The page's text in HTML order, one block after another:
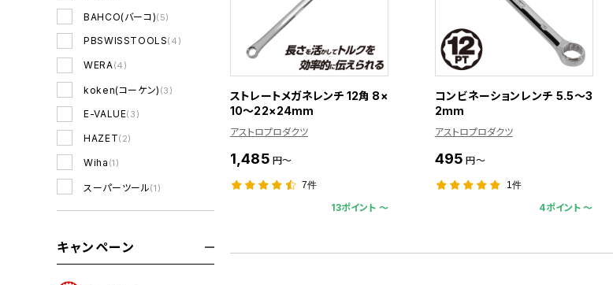
BAHCO(バーコ)(5)
PBSWISSTOOLS(4)
WERA(4)
koken(コーケン) (3)
E-VALUE(3)
HAZET(2)
Wiha (1)
スーパーツール(1)
キャンペーン
ストレートメガネレンチ 12角 8×
10～22×24mm
アストロプロダクツ
1,485 円～
7件
13ポイント 〜
コンビネーションレンチ 5.5～3
2mm
アストロプロダクツ
495 円～
1件
4ポイント 〜